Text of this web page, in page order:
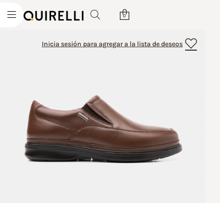
0
Inicia sesión para agregar a la lista de deseos